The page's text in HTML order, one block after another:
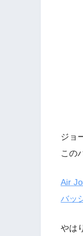
ジョ
この
Air
バッ
やは